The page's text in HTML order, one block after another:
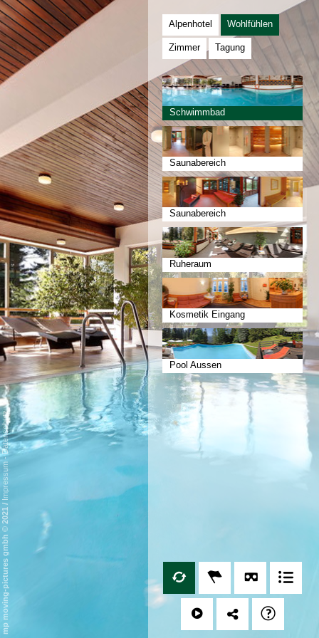
Alpenhotel Wohlfühlen
Zimmer Tagung
Schwimmbad
Saunabereich
Saunabereich
Ruheraum
Kosmetik Eingang
Pool Aussen
mp moving-pictures gmbh © 2021
/
Impressum
-
Datenschutz